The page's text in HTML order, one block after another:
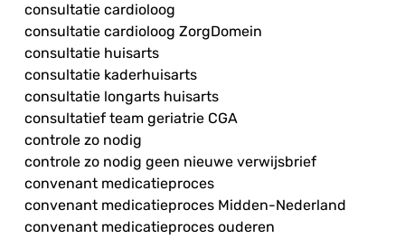
consultatie cardioloog
consultatie cardioloog ZorgDomein
consultatie huisarts
consultatie kaderhuisarts
consultatie longarts huisarts
consultatief team geriatrie CGA
controle zo nodig
controle zo nodig geen nieuwe verwijsbrief
convenant medicatieproces
convenant medicatieproces Midden-Nederland
convenant medicatieproces ouderen